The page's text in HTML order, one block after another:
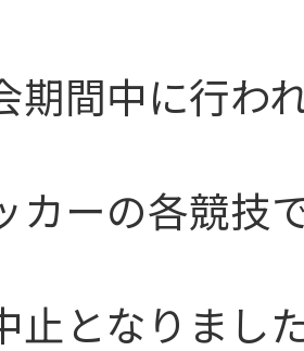
期間中に行わ
カーの各競技
止となりまし